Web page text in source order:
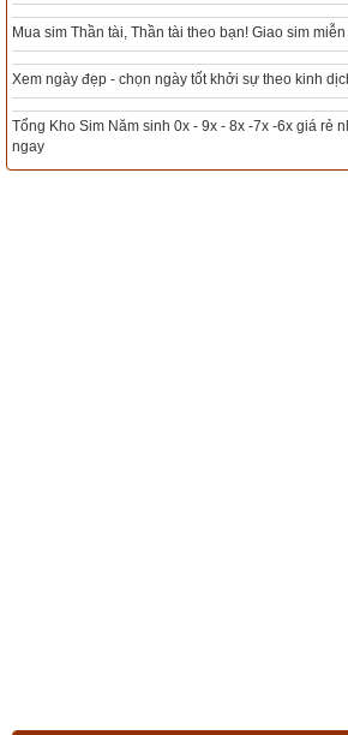
Bật mí ngày có Sao Lâu là
nghĩa Lâu Kim Cẩu
Ngày có sao Thổ phù (Thổ
Ngày có sao Thiên Lại
Mua sim Thần tài, Thần tài theo bạn! Giao sim
Xem ngày đẹp - chọn ngày tốt khởi sự theo kinh
Tổng Kho Sim Năm sinh 0x - 9x - 8x -7x -6x giá rẻ
ngay